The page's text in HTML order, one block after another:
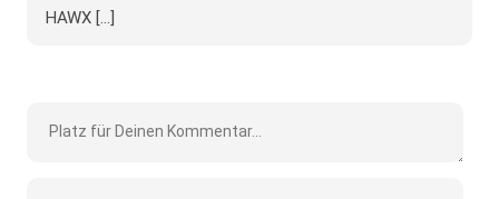
HAWX [...]